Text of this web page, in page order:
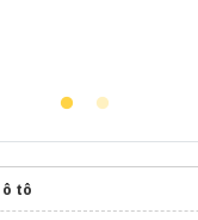
tô